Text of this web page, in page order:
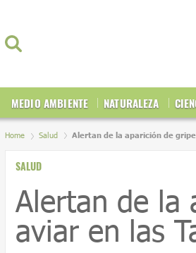
MEDIO AMBIENTE NATURALEZA
Home Salud Alertan de la aparición de
SALUD
Alertan de la
aviar en las